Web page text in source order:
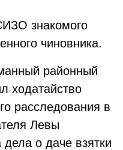
знакомого
чиновника.
районный
ходатайство
расследования в
Левы
о даче взятки